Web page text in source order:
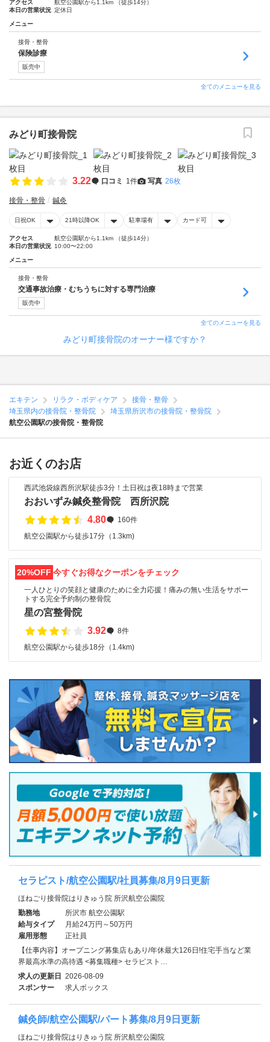
アクセス
航空公園駅から1.1km （徒歩14分）
本日の営業状況 定休日
メニュー
接骨・整骨
保険診療
販売中
全てのメニューを見る
みどり町接骨院
3.22 口コミ 1件 写真 26枚
接骨・整骨 鍼灸
日祝OK 21時以降OK 駐車場有 カード可
アクセス
航空公園駅から1.1km （徒歩14分）
本日の営業状況 10:00〜22:00
メニュー
接骨・整骨
交通事故治療・むちうちに対する専門治療
販売中
全てのメニューを見る
みどり町接骨院のオーナー様ですか？
エキテン リラク・ボディケア
接骨・整骨
埼玉県内の接骨院・整骨院
埼玉県所沢市の接骨院・整骨院
航空公園駅の接骨院・整骨院
お近くのお店
西武池袋線西所沢駅徒歩3分！土日祝は夜18時まで営業
おおいずみ鍼灸整骨院 西所沢院
4.80
160件
航空公園駅から徒歩17分（1.3km)
20%OFF 今すぐお得なクーポンをチェック
一人ひとりの笑顔と健康のために全力応援！痛みの無い生活をサポー
トする完全予約制の整骨院
星の宮整骨院
3.92
8件
航空公園駅から徒歩18分（1.4km)
セラピスト/航空公園駅/社員募集/8月9日更新
ほねごり接骨院はりきゅう院 所沢航空公園院
勤務地
所沢市 航空公園駅
給与タイプ
月給24万円～50万円
雇用形態
正社員
【仕事内容】オープニング募集店もあり/年休最大126日!住宅手当など業
界最高水準の高待遇 <募集職種> セラピスト…
求人の更新日 2026-08-09
スポンサー
求人ボックス
鍼灸師/航空公園駅/パート募集/8月9日更新
ほねごり接骨院はりきゅう院 所沢航空公園院